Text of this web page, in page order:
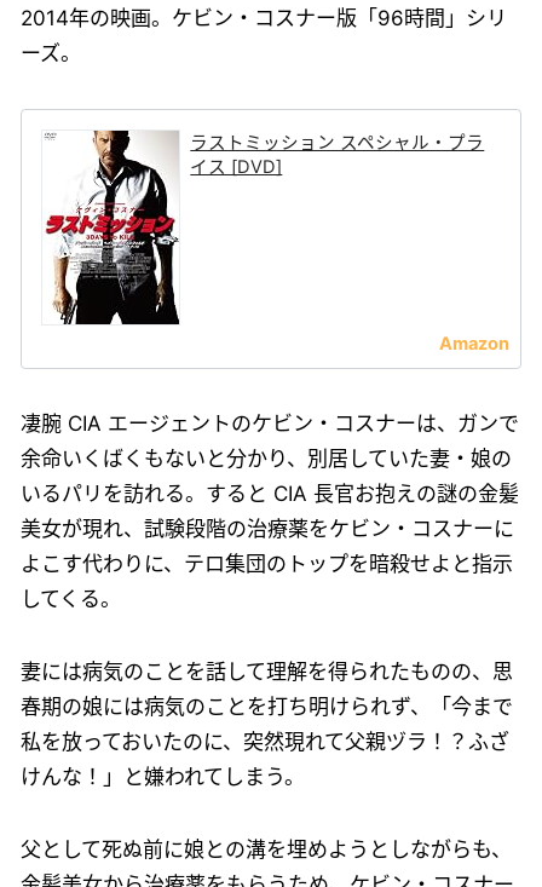
2014年の映画。ケビン・コスナー版「96時間」シリ
ーズ。
ラストミッション スペシャル・プラ
イス [DVD]
凄腕 CIA エージェントのケビン・コスナーは、ガンで
余命いくばくもないと分かり、別居していた妻・娘の
いるパリを訪れる。すると CIA 長官お抱えの謎の金髪
美女が現れ、試験段階の治療薬をケビン・コスナーに
よこす代わりに、テロ集団のトップを暗殺せよと指示
してくる。
妻には病気のことを話して理解を得られたものの、思
春期の娘には病気のことを打ち明けられず、「今まで
私を放っておいたのに、突然現れて父親ヅラ！？ふざ
けんな！」と嫌われてしまう。
父として死ぬ前に娘との溝を埋めようとしながらも、